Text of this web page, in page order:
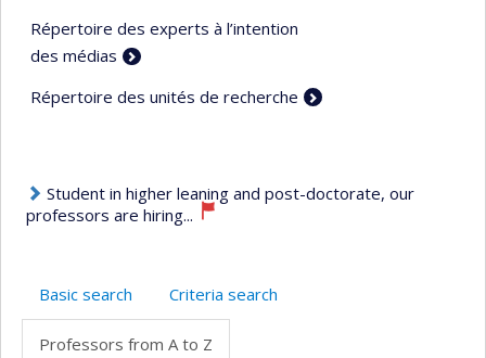
Répertoire des experts à l’intention
des médias
Répertoire des unités de recherche
Student in higher leaning and post-doctorate, our
professors are hiring...
Basic search Criteria search
Professors from A to Z